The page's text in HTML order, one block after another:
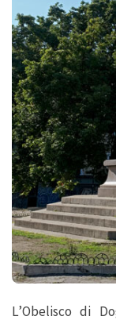
L’Obelisco di